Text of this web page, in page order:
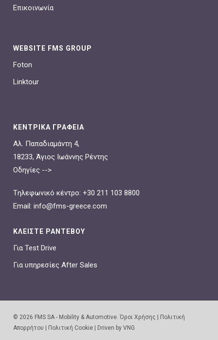
Επικοινωνία
WEBSITE FMS GROUP
Foton
Linktour
ΚΕΝΤΡΙΚΑ ΓΡΑΦΕΙΑ
Αλ. Παπαδιαμάντη 4,
18233, Άγιος Ιωάννης Ρέντης
Οδηγίες -->
Tηλεφωνικό κέντρο: +30 211 103 8800
Email: info@fms-greece.com
ΚΛΕΙΣΤΕ ΡΑΝΤΕΒΟΥ
Για Test Drive
Για υπηρεσίες After Sales
© 2026 FMS SA - Mobility & Automotive. Όροι Χρήσης
Πολιτική
Απορρήτου
Πολιτική Cookie| Driven by VNG